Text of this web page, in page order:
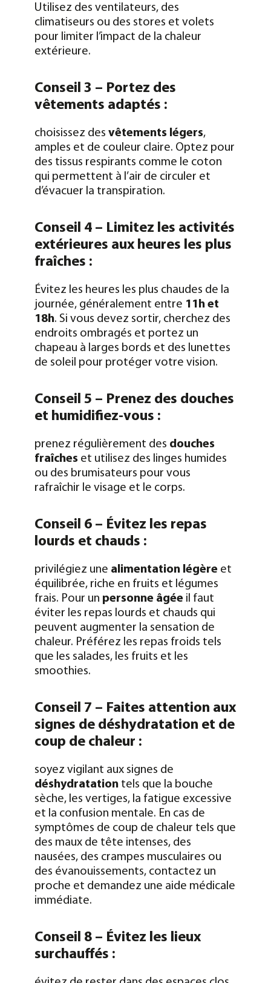
Utilisez des ventilateurs, des
climatiseurs ou des stores et volets
pour limiter l’impact de la chaleur
extérieure.
Conseil 3 – Portez des
vêtements adaptés :
choisissez des vêtements légers,
amples et de couleur claire. Optez pour
des tissus respirants comme le coton
qui permettent à l’air de circuler et
d’évacuer la transpiration.
Conseil 4 – Limitez les activités
extérieures aux heures les plus
fraîches :
Évitez les heures les plus chaudes de la
journée, généralement entre 11h et
18h. Si vous devez sortir, cherchez des
endroits ombragés et portez un
chapeau à larges bords et des lunettes
de soleil pour protéger votre vision.
Conseil 5 – Prenez des douches
et humidifiez-vous :
prenez régulièrement des douches
fraîches et utilisez des linges humides
ou des brumisateurs pour vous
rafraîchir le visage et le corps.
Conseil 6 – Évitez les repas
lourds et chauds :
privilégiez une alimentation légèreet
équilibrée, riche en fruits et légumes
frais. Pour un personne âgéeil faut
éviter les repas lourds et chauds qui
peuvent augmenter la sensation de
chaleur. Préférez les repas froids tels
que les salades, les fruits et les
smoothies.
Conseil 7 – Faites attention aux
signes de déshydratation et de
coup de chaleur :
soyez vigilant aux signes de
déshydratationtels que la bouche
sèche, les vertiges, la fatigue excessive
et la confusion mentale. En cas de
symptômes de coup de chaleur tels que
des maux de tête intenses, des
nausées, des crampes musculaires ou
des évanouissements, contactez un
proche et demandez une aide médicale
immédiate.
Conseil 8 – Évitez les lieux
surchauffés :